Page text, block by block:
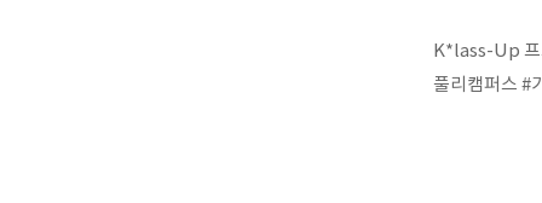
K*lass-Up 프
풀리캠퍼스 #